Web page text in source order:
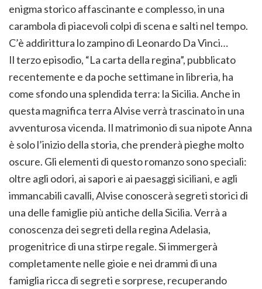
enigma storico affascinante e complesso, in una
carambola di piacevoli colpi di scena e salti nel tempo.
C’è addirittura lo zampino di Leonardo Da Vinci…
Il terzo episodio, “La carta della regina”, pubblicato
recentemente e da poche settimane in libreria, ha
come sfondo una splendida terra: la Sicilia. Anche in
questa magnifica terra Alvise verrà trascinato in una
avventurosa vicenda. Il matrimonio di sua nipote Anna
è solo l’inizio della storia, che prenderà pieghe molto
oscure. Gli elementi di questo romanzo sono speciali:
oltre agli odori, ai sapori e ai paesaggi siciliani, e agli
immancabili cavalli, Alvise conoscerà segreti storici di
una delle famiglie più antiche della Sicilia. Verrà a
conoscenza dei segreti della regina Adelasia,
progenitrice di una stirpe regale. Si immergerà
completamente nelle gioie e nei drammi di una
famiglia ricca di segreti e sorprese, recuperando